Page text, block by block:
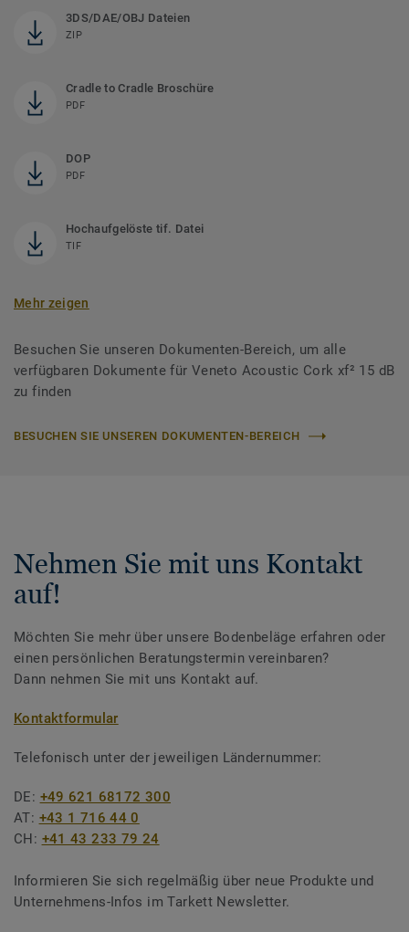
3DS/DAE/OBJ Dateien
ZIP
Cradle to Cradle Broschüre
PDF
DOP
PDF
Hochaufgelöste tif. Datei
TIF
Mehr zeigen
Besuchen Sie unseren Dokumenten-Bereich, um alle
verfügbaren Dokumente für Veneto Acoustic Cork xf² 15 dB
zu finden
BESUCHEN SIE UNSEREN DOKUMENTEN-BEREICH
Nehmen Sie mit uns Kontakt
auf!
Möchten Sie mehr über unsere Bodenbeläge erfahren oder
einen persönlichen Beratungstermin vereinbaren?
Dann nehmen Sie mit uns Kontakt auf.
Kontaktformular
Telefonisch unter der jeweiligen Ländernummer:
DE: +49 621 68172 300
AT: +43 1 716 44 0
CH: +41 43 233 79 24
Informieren Sie sich regelmäßig über neue Produkte und
Unternehmens-Infos im Tarkett Newsletter.